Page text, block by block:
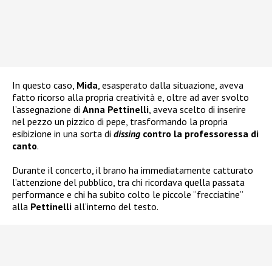
In questo caso, Mida, esasperato dalla situazione, aveva
fatto ricorso alla propria creatività e, oltre ad aver svolto
l’assegnazione di Anna Pettinelli, aveva scelto di inserire
nel pezzo un pizzico di pepe, trasformando la propria
esibizione in una sorta di dissing contro la professoressa di
canto.
Durante il concerto, il brano ha immediatamente catturato
l’attenzione del pubblico, tra chi ricordava quella passata
performance e chi ha subito colto le piccole “frecciatine”
alla Pettinelli all’interno del testo.